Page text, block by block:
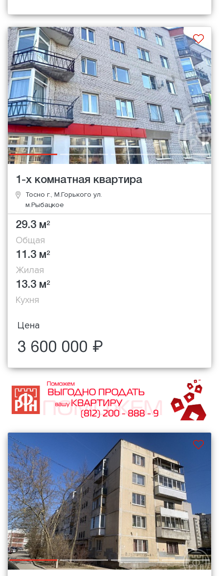
1-х комнатная квартира
Тосно г., М.Горького ул.
м.Рыбацкое
29.3 м2
Общая
11.3 м2
Жилая
13.3 м2
Кухня
Цена
3 600 000 ₽